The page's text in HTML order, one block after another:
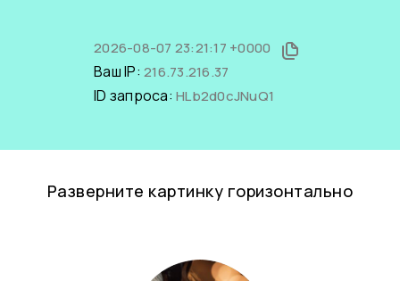
2026-08-07 23:21:17 +0000
Ваш IP: 216.73.216.37
ID запроса: HLb2d0cJNuQ1
Разверните картинку горизонтально